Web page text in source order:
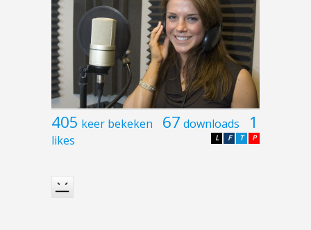
405 keer bekeken 67 downloads 1
likes P
T
F
L